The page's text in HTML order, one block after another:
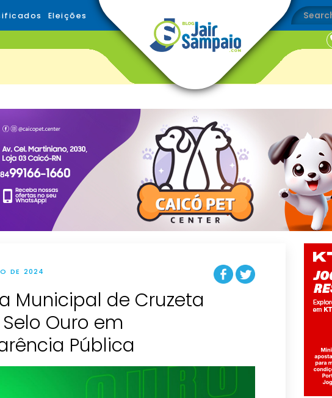
Eleições
DE 2024
Municipal de Cruzeta
Ouro em
Pública